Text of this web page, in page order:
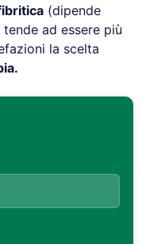
(dipende
tende ad essere più
la scelta